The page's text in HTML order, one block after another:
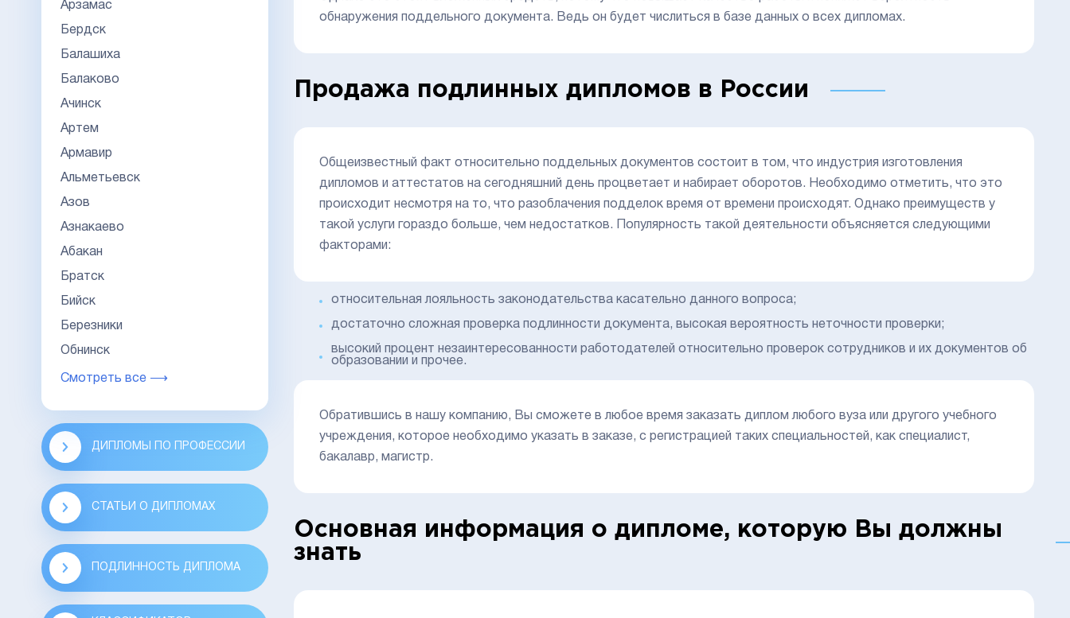
Арзамас
Бердск
Балашиха
Балаково
Ачинск
Артем
Армавир
Альметьевск
Азов
Азнакаево
Абакан
Братск
Бийск
Березники
Обнинск
Смотреть все ⟶
ДИПЛОМЫ ПО ПРОФЕССИИ
СТАТЬИ О ДИПЛОМАХ
ПОДЛИННОСТЬ ДИПЛОМА
обнаружения поддельного документа. Ведь он будет числиться в базе данных о всех дипломах.
Продажа подлинных дипломов в России
Общеизвестный факт относительно поддельных документов состоит в том, что индустрия изготовления
дипломов и аттестатов на сегодняшний день процветает и набирает оборотов. Необходимо отметить, что это
происходит несмотря на то, что разоблачения подделок время от времени происходят. Однако преимуществ у
такой услуги гораздо больше, чем недостатков. Популярность такой деятельности объясняется следующими
факторами:
относительная лояльность законодательства касательно данного вопроса;
достаточно сложная проверка подлинности документа, высокая вероятность неточности проверки;
высокий процент незаинтересованности работодателей относительно проверок сотрудников и их документов об
образовании и прочее.
Обратившись в нашу компанию, Вы сможете в любое время заказать диплом любого вуза или другого учебного
учреждения, которое необходимо указать в заказе, с регистрацией таких специальностей, как специалист,
бакалавр, магистр.
Основная информация о дипломе, которую Вы должны
знать